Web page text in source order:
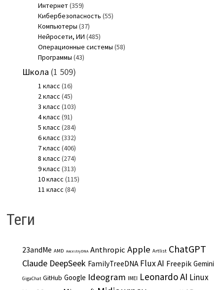
Интернет(359)
Кибербезопасность (55)
Компьютеры (37)
Нейросети, ИИ (485)
Операционные системы (58)
Программы (43)
Школа (1 509)
1 класс (16)
2 класс (45)
3 класс (103)
4 класс (91)
5 класс (284)
6 класс (332)
7 класс (406)
8 класс (274)
9 класс (313)
10 класс (115)
11 класс (84)
Теги
23andMe AMD AncestryDNA Anthropic Apple Artlist ChatGPT
Claude DeepSeek FamilyTreeDNA Flux AI Freepik Gemini
GigaChat GitHub Google Ideogram IMEI Leonardo AI Linux